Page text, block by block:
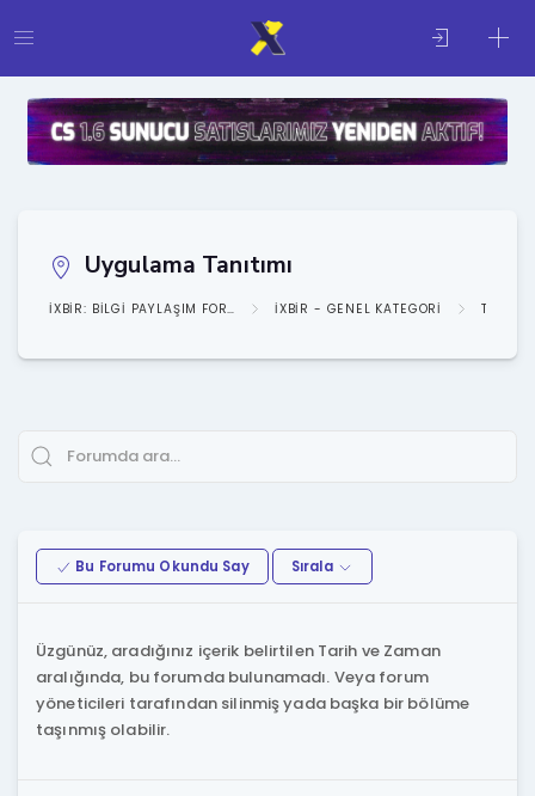
Uygulama Tanıtımı
IXBIR: BILGI PAYLAŞIM FORUMU IXBIR - GENEL KATEGORI
Bu Forumu Okundu Say Sırala
Üzgünüz, aradığınız içerik belirtilen Tarih ve Zaman
aralığında, bu forumda bulunamadı. Veya forum
yöneticileri tarafından silinmiş yada başka bir bölüme
taşınmış olabilir.